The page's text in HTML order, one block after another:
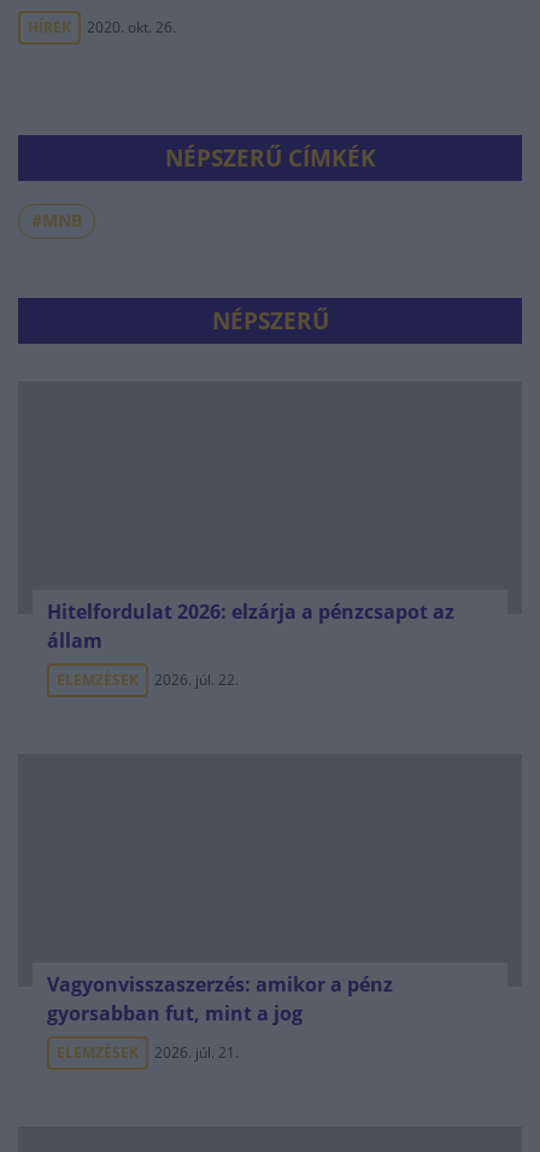
HÍREK 2020. okt. 26.
NÉPSZERŰ CÍMKÉK
#MNB
NÉPSZERŰ
Hitelfordulat 2026: elzárja a pénzcsapot az
állam
ELEMZÉSEK 2026. júl. 22.
Vagyonvisszaszerzés: amikor a pénz
gyorsabban fut, mint a jog
ELEMZÉSEK 2026. júl. 21.